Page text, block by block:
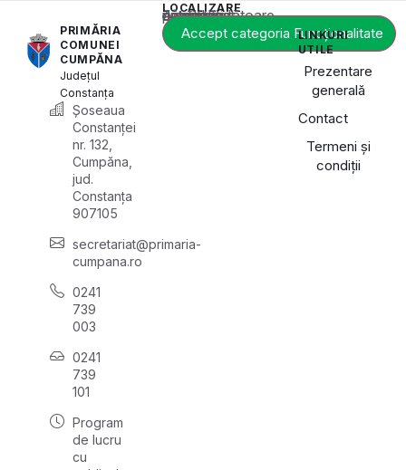
PRIMĂRIA
COMUNEI
CUMPĂNA
Județul
Constanța
Șoseaua
Constanței
nr. 132,
Cumpăna,
jud.
Constanța
907105
secretariat@primaria-
cumpana.ro
0241
739
003
0241
739
101
Program
de lucru
cu
LOCALIZARE
Acest conținut este blocat până când acceptați categoria corespunzătoare de cookie-uri.
Accept categoria Funcționalitate
LINKURI
UTILE
Prezentare
generală
Contact
Termeni și
condiții